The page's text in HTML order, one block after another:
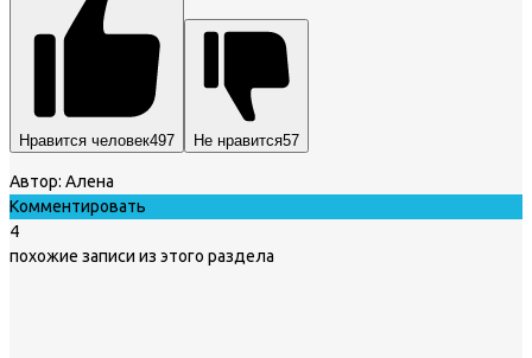
Нравится человек497 Не нравится57
Автор: Алена
Комментировать
4
похожие записи из этого раздела